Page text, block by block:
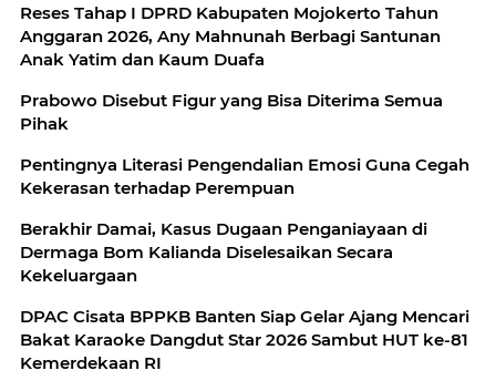
Reses Tahap I DPRD Kabupaten Mojokerto Tahun
Anggaran 2026, Any Mahnunah Berbagi Santunan
Anak Yatim dan Kaum Duafa
Prabowo Disebut Figur yang Bisa Diterima Semua
Pihak
Pentingnya Literasi Pengendalian Emosi Guna Cegah
Kekerasan terhadap Perempuan
Berakhir Damai, Kasus Dugaan Penganiayaan di
Dermaga Bom Kalianda Diselesaikan Secara
Kekeluargaan
DPAC Cisata BPPKB Banten Siap Gelar Ajang Mencari
Bakat Karaoke Dangdut Star 2026 Sambut HUT ke-81
Kemerdekaan RI